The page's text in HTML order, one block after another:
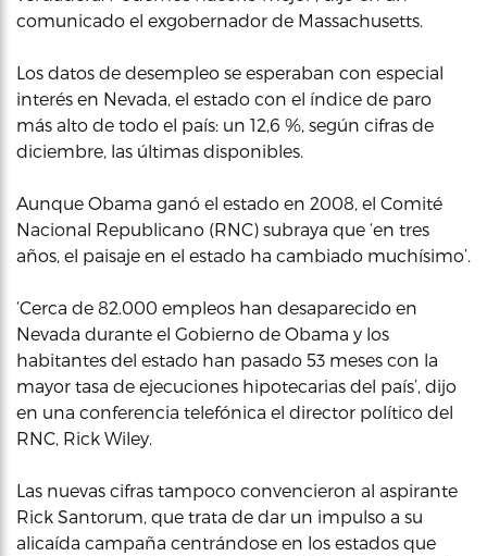
comunicado el exgobernador de Massachusetts.
Los datos de desempleo se esperaban con especial
interés en Nevada, el estado con el índice de paro
más alto de todo el país: un 12,6 %, según cifras de
diciembre, las últimas disponibles.
Aunque Obama ganó el estado en 2008, el Comité
Nacional Republicano (RNC) subraya que ‘en tres
años, el paisaje en el estado ha cambiado muchísimo’.
‘Cerca de 82.000 empleos han desaparecido en
Nevada durante el Gobierno de Obama y los
habitantes del estado han pasado 53 meses con la
mayor tasa de ejecuciones hipotecarias del país’, dijo
en una conferencia telefónica el director político del
RNC, Rick Wiley.
Las nuevas cifras tampoco convencieron al aspirante
Rick Santorum, que trata de dar un impulso a su
alicaída campaña centrándose en los estados que